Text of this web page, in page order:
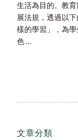
生活為目的。教
展法規，透過以
樣的學習」，為
色 …
文章分類